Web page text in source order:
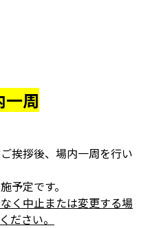
周
挨拶後、場内一周を行い
定です。
く中止または変更する場
ださい。